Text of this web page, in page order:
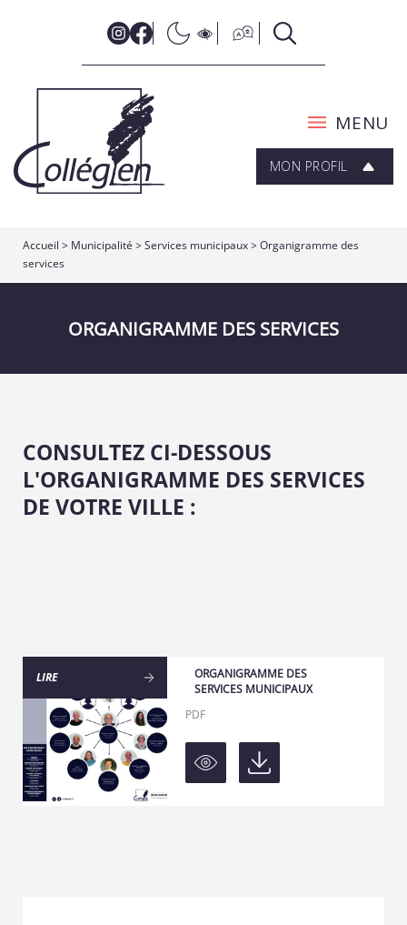
MENU
MON PROFIL
Accueil > Municipalité >Services municipaux>Organigramme des
services
ORGANIGRAMME DES SERVICES
CONSULTEZ CI-DESSOUS
L'ORGANIGRAMME DES SERVICES
DE VOTRE VILLE :
LIRE
ORGANIGRAMME DES
SERVICES MUNICIPAUX
PDF